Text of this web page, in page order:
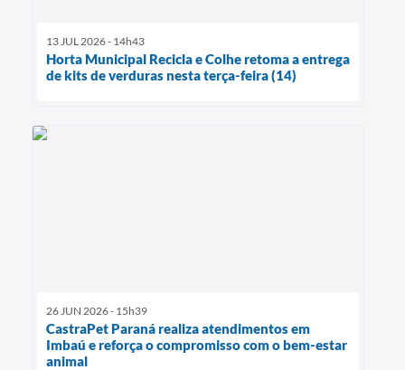
13 JUL 2026 - 14h43
Horta Municipal Recicla e Colhe retoma a entrega
de kits de verduras nesta terça-feira (14)
26 JUN 2026 - 15h39
CastraPet Paraná realiza atendimentos em
Imbaú e reforça o compromisso com o bem-estar
animal